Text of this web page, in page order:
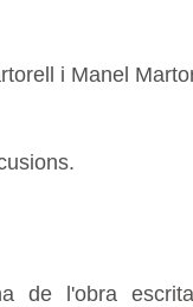
i Manel
de l'obra